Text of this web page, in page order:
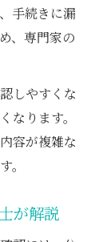
手続きに漏
、専門家の
しやすくな
なります。
容が複雑な
。
が解説